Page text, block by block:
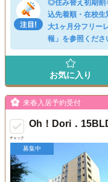
◎住み替え初期割
込先着順・在校生
大1ヶ月分フリー
報」を参照くださ
お気に入り
チェック
来春入居予約受付
Oh！Dori．
募集中